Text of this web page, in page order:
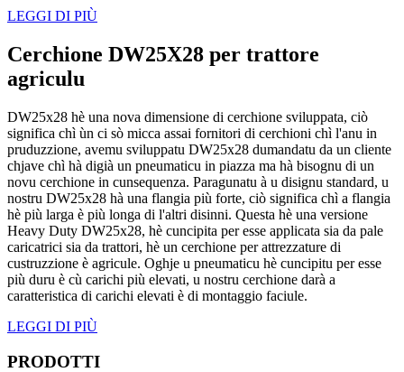
LEGGI DI PIÙ
Cerchione DW25X28 per trattore
agriculu
DW25x28 hè una nova dimensione di cerchione sviluppata, ciò
significa chì ùn ci sò micca assai fornitori di cerchioni chì l'anu in
pruduzzione, avemu sviluppatu DW25x28 dumandatu da un cliente
chjave chì hà digià un pneumaticu in piazza ma hà bisognu di un
novu cerchione in cunsequenza. Paragunatu à u disignu standard, u
nostru DW25x28 hà una flangia più forte, ciò significa chì a flangia
hè più larga è più longa di l'altri disinni. Questa hè una versione
Heavy Duty DW25x28, hè cuncipita per esse applicata sia da pale
caricatrici sia da trattori, hè un cerchione per attrezzature di
custruzzione è agricule. Oghje u pneumaticu hè cuncipitu per esse
più duru è cù carichi più elevati, u nostru cerchione darà a
caratteristica di carichi elevati è di montaggio faciule.
LEGGI DI PIÙ
PRODOTTI